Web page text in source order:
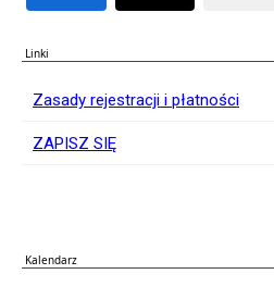
Linki
Zasady rejestracji i płatności
ZAPISZ SIĘ
Kalendarz